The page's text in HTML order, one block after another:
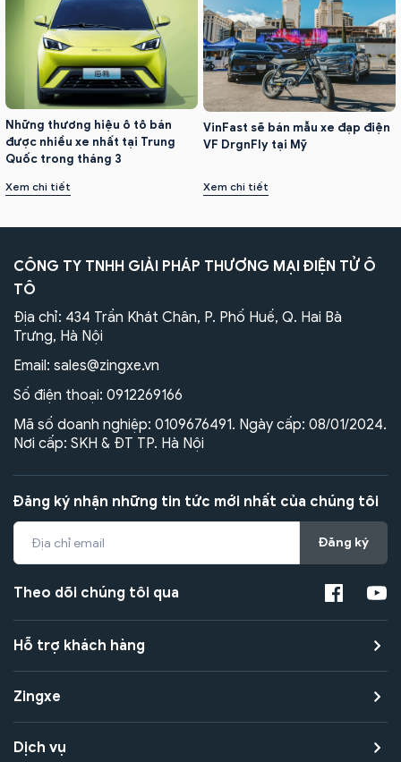
Những thương hiệu ô tô bán
được nhiều xe nhất tại Trung
Quốc trong tháng 3
Xem chi tiết
VinFast sẽ bán mẫu xe đạp điện
VF DrgnFly tại Mỹ
Xem chi tiết
CÔNG TY TNHH GIẢI PHÁP THƯƠNG MẠI ĐIỆN TỬ Ô
TÔ
Địa chỉ: 434 Trần Khát Chân, P. Phố Huế, Q. Hai Bà
Trưng, Hà Nội
Email: sales@zingxe.vn
Số điện thoại: 0912269166
Mã số doanh nghiệp: 0109676491. Ngày cấp: 08/01/2024.
Nơi cấp: SKH & ĐT TP. Hà Nội
Đăng ký nhận những tin tức mới nhất của chúng tôi
Đăng ký
Theo dõi chúng tôi qua
Hỗ trợ khách hàng
Zingxe
Dịch vụ